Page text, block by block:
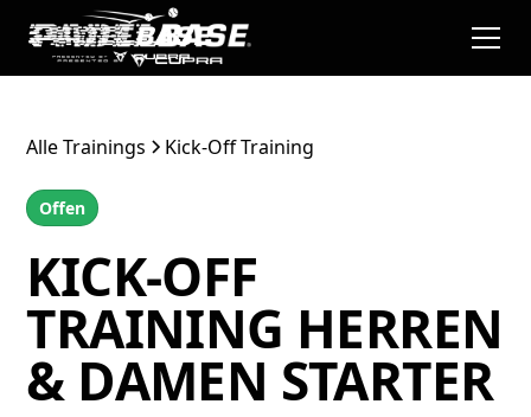
Alle Trainings Kick-Off Training
Offen
KICK-OFF
TRAINING HERREN
& DAMEN STARTER